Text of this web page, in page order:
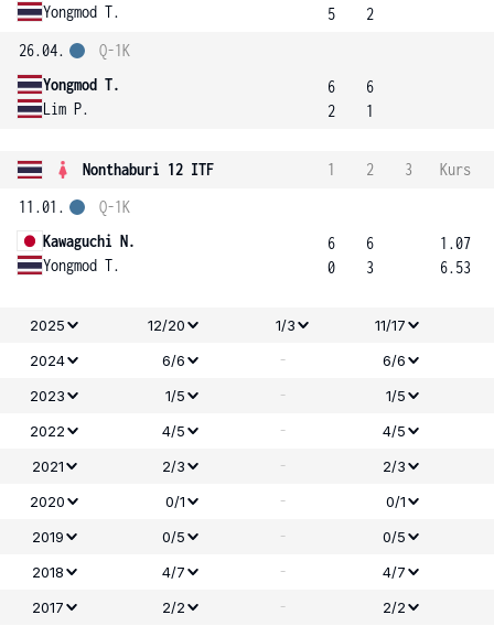
Yongmod T.
5
2
26.04.
Yongmod T.
Lim P.
Q-1K
6
2
6
1
Nonthaburi 12 ITF 1 2 3
Kurs
11.01.
Kawaguchi N.
Yongmod T.
Q-1K
6
0
6
3
1.07
6.53
2025 12/20 1/3
11/17
2024
6/6 -
6/6
2023
1/5 -
1/5
2022
4/5 -
4/5
2021
2/3 -
2/3
2020
0/1 -
0/1
2019
0/5 -
0/5
2018
4/7 -
4/7
2017
2/2 -
2/2